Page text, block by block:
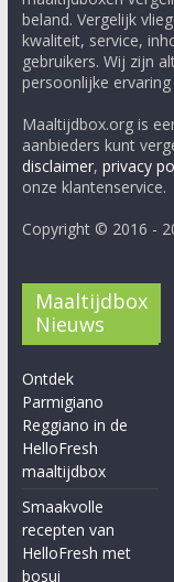
beland. Vergelijk
kwaliteit, service,
gebruikers. Wij zijn
persoonlijke
Maaltijdbox.org is
aanbieders kunt
disclaimer, privacy
onze klantenservice.
Copyright © 2016 -
Maaltijdbox
Nieuws
Ontdek
Parmigiano
Reggiano in de
HelloFresh
maaltijdbox
Smaakvolle
recepten van
HelloFresh met
bosui